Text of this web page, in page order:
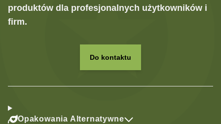
produktów dla profesjonalnych użytkowników i
firm.
Do kontaktu
Opakowania Alternatywne